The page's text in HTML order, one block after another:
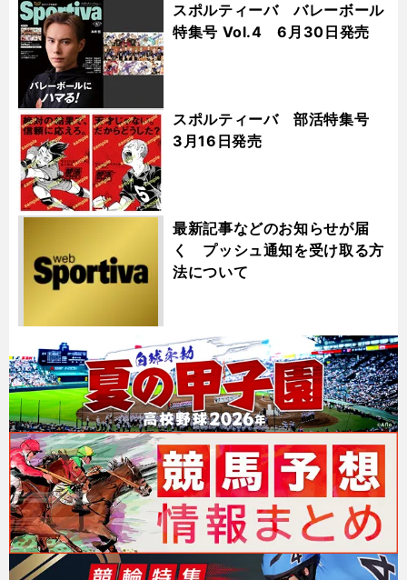
スポルティーバ バレーボール
特集号 Vol.4 6月30日発売
スポルティーバ 部活特集号
3月16日発売
最新記事などのお知らせが届
く プッシュ通知を受け取る方
法について